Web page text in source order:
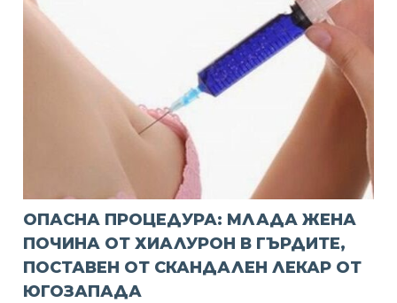
ОПАСНА ПРОЦЕДУРА: МЛАДА ЖЕНА
ПОЧИНА ОТ ХИАЛУРОН В ГЪРДИТЕ,
ПОСТАВЕН ОТ СКАНДАЛЕН ЛЕКАР ОТ
ЮГОЗАПАДА